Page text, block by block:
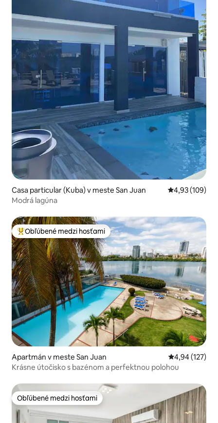
Casa particular (Kuba) v meste San Juan Priemerné
4,93 (109)
Modrá lagúna
Najobľúbenejšie medzi hosťami
Obľúbené medzi hosťami
Apartmán v meste San Juan Priemerné
4,94 (127)
Krásne útočisko s bazénom a perfektnou polohou
Obľúbené medzi hosťami
Obľúbené medzi hosťami